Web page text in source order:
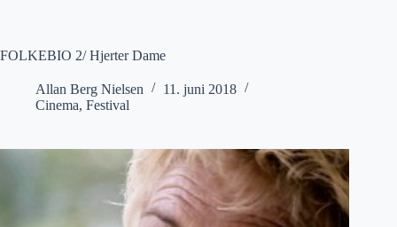
FOLKEBIO 2/ Hjerter Dame
Allan Berg Nielsen
11. juni 2018
Cinema, Festival